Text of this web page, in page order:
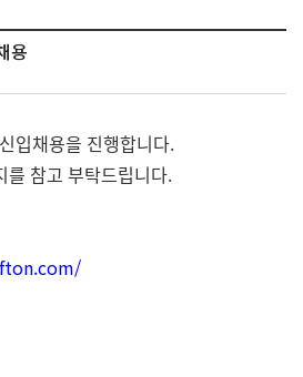
용
입채용을 진행합니다.
를 참고 부탁드립니다.